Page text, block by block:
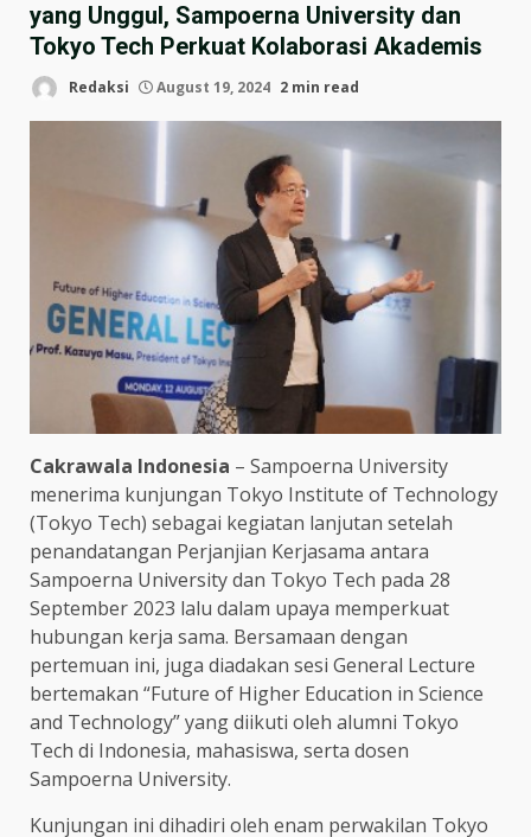
yang Unggul, Sampoerna University dan
Tokyo Tech Perkuat Kolaborasi Akademis
Redaksi August 19, 2024 2 min read
Cakrawala Indonesia – Sampoerna University
menerima kunjungan Tokyo Institute of Technology
(Tokyo Tech) sebagai kegiatan lanjutan setelah
penandatangan Perjanjian Kerjasama antara
Sampoerna University dan Tokyo Tech pada 28
September 2023 lalu dalam upaya memperkuat
hubungan kerja sama. Bersamaan dengan
pertemuan ini, juga diadakan sesi General Lecture
bertemakan “Future of Higher Education in Science
and Technology” yang diikuti oleh alumni Tokyo
Tech di Indonesia, mahasiswa, serta dosen
Sampoerna University.
Kunjungan ini dihadiri oleh enam perwakilan Tokyo